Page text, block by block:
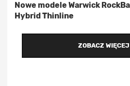
Nowe modele Warwick
Hybrid Thinline
ZOBACZ